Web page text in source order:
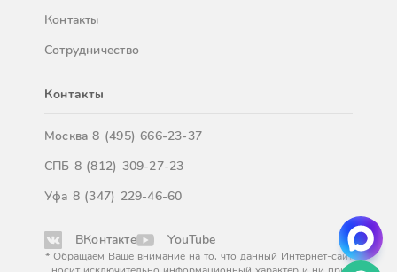
Контакты
Сотрудничество
Контакты
Москва8 (495) 666-23-37
СПБ 8 (812) 309-27-23
Уфа 8 (347) 229-46-60
ВКонтакте YouTube
* Обращаем Ваше внимание на то, что данный Интернет-сайт